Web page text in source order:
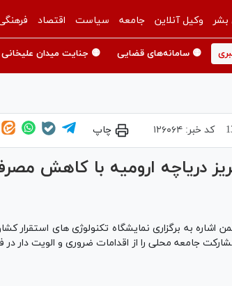
وکیل آنلاین جامعه سیاست اقتصاد
🟡 سامانه‌های قضایی 🟡 جنایت میدان
کد خبر: ۱۲۶۰۶۴ چاپ
دریاچه ارومیه با کاهش
به برگزاری نمایشگاه تکنولوژی های استقرار
جامعه محلی را از اقدامات ضروری و الویت دار در